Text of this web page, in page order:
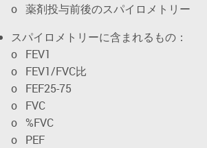
o 薬剤投与前後のスパイロメトリー
スパイロメトリーに含まれるもの：
o FEV1
o FEV1/FVC比
o FEF25-75
o FVC
o %FVC
o PEF